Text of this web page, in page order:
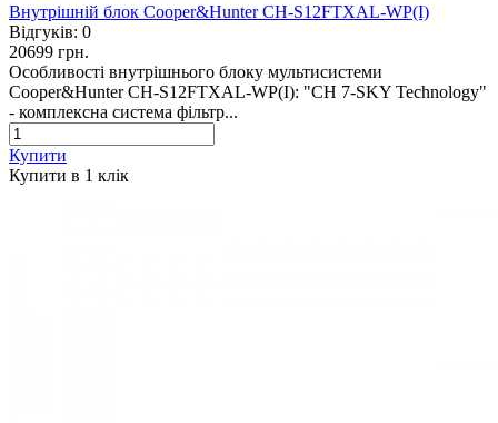
Внутрішній блок Cooper&Hunter CH-S12FTXAL-WP(I)
Відгуків: 0
20699 грн.
Особливості внутрішнього блоку мультисистеми
Cooper&Hunter CH-S12FTXAL-WP(I): "CH 7-SKY Technology"
- комплексна система фільтр...
Купити
Купити в 1 клiк